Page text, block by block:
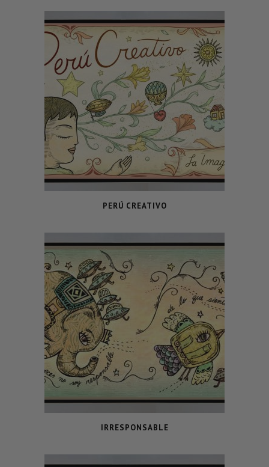
PERÚ CREATIVO
IRRESPONSABLE